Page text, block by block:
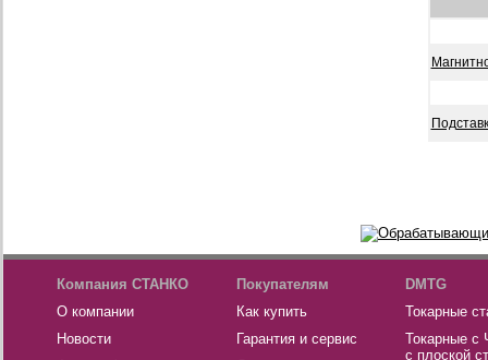
Компания СТАНКО
О компании
Новости
Покупателям
Как купить
Гарантия и сервис
DMTG
Токарные
Токарные с
с плоской